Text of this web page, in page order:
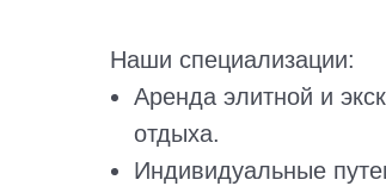
Наши специализации:
Аренда элитной и
отдыха.
Индивидуальные